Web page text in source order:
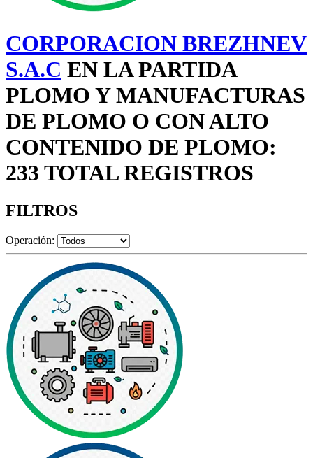
CORPORACION BREZHNEV
S.A.C EN LA PARTIDA
PLOMO Y MANUFACTURAS
DE PLOMO O CON ALTO
CONTENIDO DE PLOMO:
233 TOTAL REGISTROS
FILTROS
Operación: